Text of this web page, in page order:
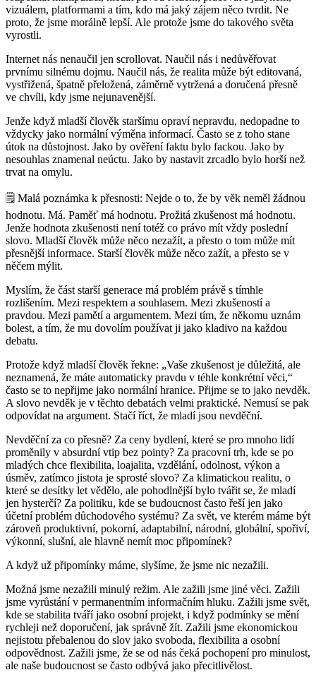
vizuálem, platformami a tím, kdo má jaký zájem něco tvrdit. Ne
proto, že jsme morálně lepší. Ale protože jsme do takového světa
vyrostli.
Internet nás nenaučil jen scrollovat. Naučil nás i nedůvěřovat
prvnímu silnému dojmu. Naučil nás, že realita může být editovaná,
vystřižená, špatně přeložená, záměrně vytržená a doručená přesně
ve chvíli, kdy jsme nejunavenější.
Jenže když mladší člověk staršímu opraví nepravdu, nedopadne to
vždycky jako normální výměna informací. Často se z toho stane
útok na důstojnost. Jako by ověření faktu bylo fackou. Jako by
nesouhlas znamenal neúctu. Jako by nastavit zrcadlo bylo horší než
trvat na omylu.
🗒️ Malá poznámka k přesnosti: Nejde o to, že by věk neměl žádnou
hodnotu. Má. Paměť má hodnotu. Prožitá zkušenost má hodnotu.
Jenže hodnota zkušenosti není totéž co právo mít vždy poslední
slovo. Mladší člověk může něco nezažít, a přesto o tom může mít
přesnější informace. Starší člověk může něco zažít, a přesto se v
něčem mýlit.
Myslím, že část starší generace má problém právě s tímhle
rozlišením. Mezi respektem a souhlasem. Mezi zkušeností a
pravdou. Mezi pamětí a argumentem. Mezi tím, že někomu uznám
bolest, a tím, že mu dovolím používat ji jako kladivo na každou
debatu.
Protože když mladší člověk řekne: „Vaše zkušenost je důležitá, ale
neznamená, že máte automaticky pravdu v téhle konkrétní věci,“
často se to nepřijme jako normální hranice. Přijme se to jako nevděk.
A slovo nevděk je v těchto debatách velmi praktické. Nemusí se pak
odpovídat na argument. Stačí říct, že mladí jsou nevděční.
Nevděční za co přesně? Za ceny bydlení, které se pro mnoho lidí
proměnily v absurdní vtip bez pointy? Za pracovní trh, kde se po
mladých chce flexibilita, loajalita, vzdělání, odolnost, výkon a
úsměv, zatímco jistota je sprosté slovo? Za klimatickou realitu, o
které se desítky let vědělo, ale pohodlnější bylo tvářit se, že mladí
jen hysterčí? Za politiku, kde se budoucnost často řeší jen jako
účetní problém důchodového systému? Za svět, ve kterém máme být
zároveň produktivní, pokorní, adaptabilní, národní, globální, spořiví,
výkonní, slušní, ale hlavně nemít moc připomínek?
A když už připomínky máme, slyšíme, že jsme nic nezažili.
Možná jsme nezažili minulý režim. Ale zažili jsme jiné věci. Zažili
jsme vyrůstání v permanentním informačním hluku. Zažili jsme svět,
kde se stabilita tváří jako osobní projekt, i když podmínky se mění
rychleji než doporučení, jak správně žít. Zažili jsme ekonomickou
nejistotu přebalenou do slov jako svoboda, flexibilita a osobní
odpovědnost. Zažili jsme, že se od nás čeká pochopení pro minulost,
ale naše budoucnost se často odbývá jako přecitlivělost.